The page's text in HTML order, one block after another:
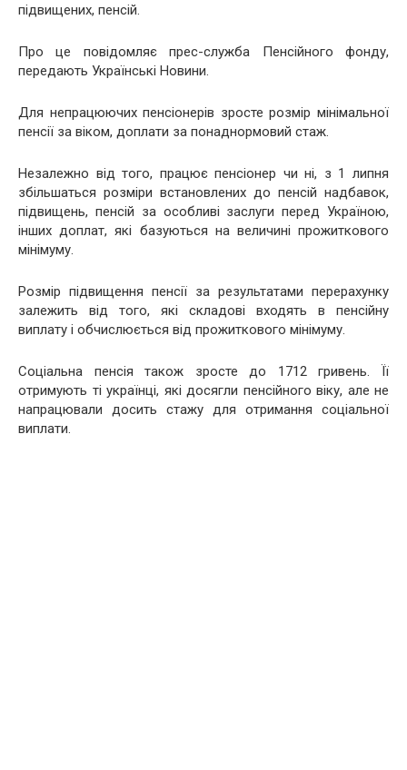
підвищених, пенсій.
Про це повідомляє прес-служба Пенсійного фонду,
передають Українські Новини.
Для непрацюючих пенсіонерів зросте розмір мінімальної
пенсії за віком, доплати за понаднормовий стаж.
Незалежно від того, працює пенсіонер чи ні, з 1 липня
збільшаться розміри встановлених до пенсій надбавок,
підвищень, пенсій за особливі заслуги перед Україною,
інших доплат, які базуються на величині прожиткового
мінімуму.
Розмір підвищення пенсії за результатами перерахунку
залежить від того, які складові входять в пенсійну
виплату і обчислюється від прожиткового мінімуму.
Соціальна пенсія також зросте до 1712 гривень. Її
отримують ті українці, які досягли пенсійного віку, але не
напрацювали досить стажу для отримання соціальної
виплати.